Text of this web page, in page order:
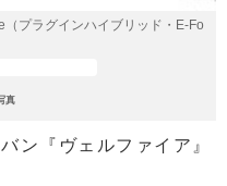
プラグインハイブリッド・E-Fo
真
ン『ヴェルファイア』